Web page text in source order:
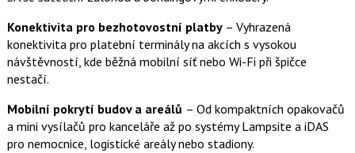
Konektivita pro bezhotovostní platby– Vyhrazená
konektivita pro platební terminály na akcích s vysokou
návštěvností, kde běžná mobilní síť nebo Wi-Fi při špičce
nestačí.
Mobilní pokrytí budov a areálů – Od kompaktních opakovačů
a mini vysílačů pro kanceláře až po systémy Lampsite a iDAS
pro nemocnice, logistické areály nebo stadiony.